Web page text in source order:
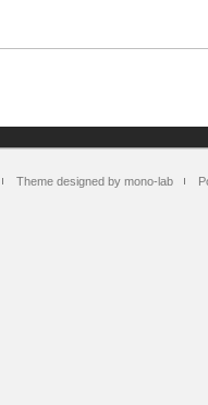
Theme designed by mono-lab